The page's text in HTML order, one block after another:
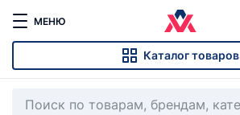
МЕНЮ
Каталог товаров